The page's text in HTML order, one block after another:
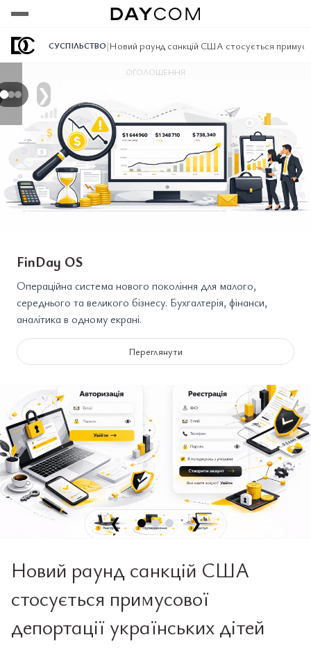
СУСПІЛЬСТВО|Новий раунд санкцій США стосується
❯
ОГОЛОШЕННЯ
FinDay OS
Операційна система нового покоління для малого,
середнього та великого бізнесу. Бухгалтерія, фінанси,
аналітика в одному екрані.
Переглянути
❮ ❯
Новий раунд санкцій США
стосується примусової
депортації українських дітей